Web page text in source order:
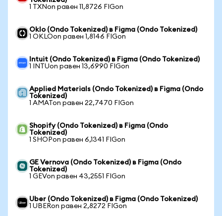
1 TXNon равен 11,8726 FIGon
Oklo (Ondo Tokenized) в Figma (Ondo Tokenized)
1 OKLOon равен 1,8146 FIGon
Intuit (Ondo Tokenized) в Figma (Ondo Tokenized)
1 INTUon равен 13,6990 FIGon
Applied Materials (Ondo Tokenized) в Figma (Ondo
Tokenized)
1 AMATon равен 22,7470 FIGon
Shopify (Ondo Tokenized) в Figma (Ondo
Tokenized)
1 SHOPon равен 6,1341 FIGon
GE Vernova (Ondo Tokenized) в Figma (Ondo
Tokenized)
1 GEVon равен 43,2551 FIGon
Uber (Ondo Tokenized) в Figma (Ondo Tokenized)
1 UBERon равен 2,8272 FIGon